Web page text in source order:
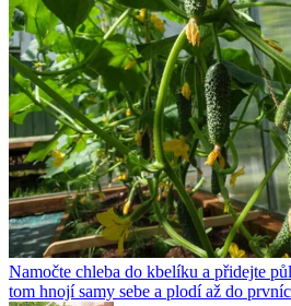
Namočte chleba do kbelíku a přidejte
tom hnojí samy sebe a plodí až do